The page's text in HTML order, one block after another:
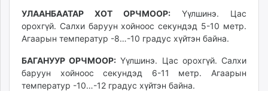
asu.mn
shudarga.mn
unuudur.mn
isee.mn
УЛААНБААТАР ХОТ ОРЧМООР: Үүлшинэ. Цас
орохгүй. Салхи баруун хойноос секундэд 5-10 метр.
Агаарын температур -8…-10 градус хүйтэн байна.
БАГАНУУР ОРЧМООР: Үүлшинэ. Цас орохгүй. Салхи
баруун хойноос секундэд 6-11 метр. Агаарын
температур -10…-12 градус хүйтэн байна.